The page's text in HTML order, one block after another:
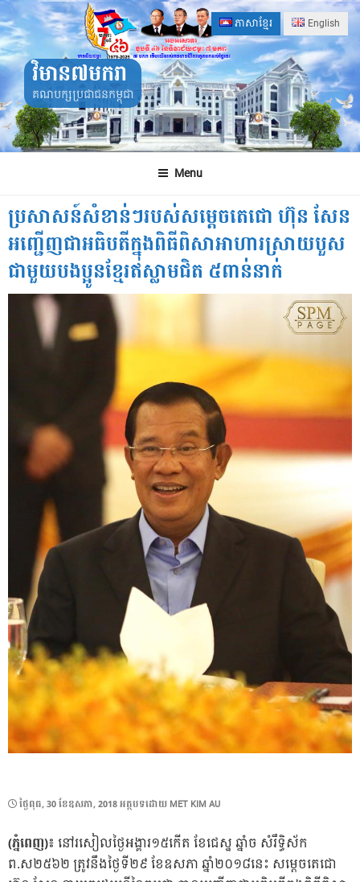
Skip
to
content
ភាសាខ្មែរ English
វិមាន៧មករា
គណបក្សប្រជាជនកម្ពុជា
Menu
ប្រសាសន៍សំខាន់ៗរបស់សម្តេចតេជោ ហ៊ុន សែន
អញ្ជើញជាអធិបតីក្នុងពិធីពិសាអាហារស្រាយបួស
ជាមួយបងប្អូនខ្មែរឥស្លាមជិត ៥ពាន់នាក់
POSTED
ថ្ងៃ​ពុធ, 30 ខែ​ឧសភា, 2018អត្ថបទដោយ MET KIM AU
(ភ្នំពេញ)៖នៅរសៀលថ្ងៃអង្គារ១៥កើត ខែជេស្ឋ ឆ្នាំច សំរឹទ្ធិស័ក
ព.ស២៥៦២ ត្រូវនឹងថ្ងៃទី២៩ ខែឧសភា ឆ្នាំ២០១៨នេះ សម្តេចតេជោ